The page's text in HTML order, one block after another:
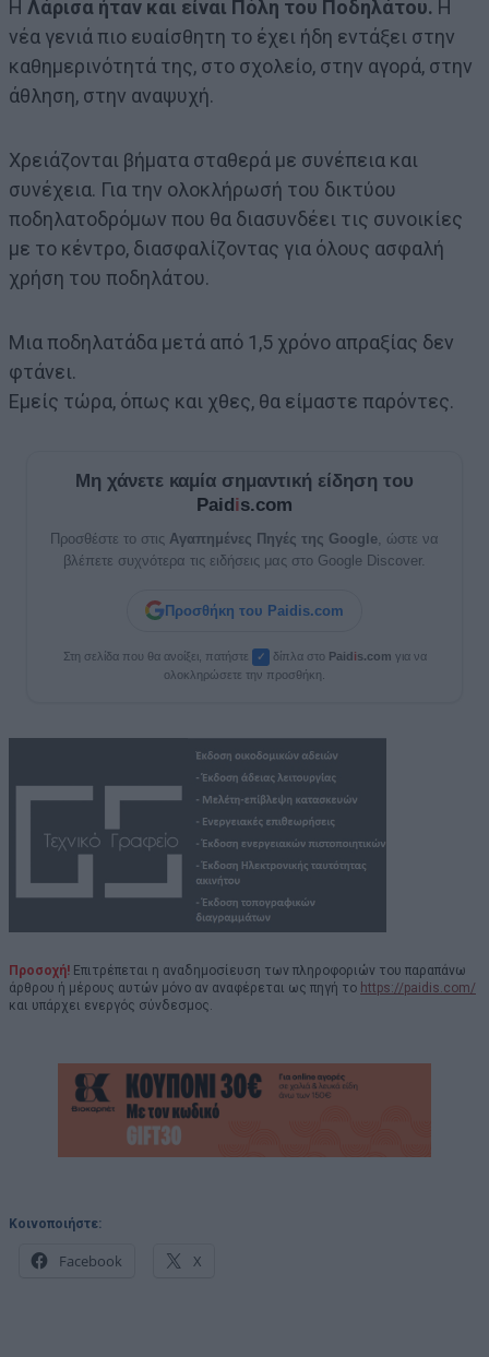
Η Λάρισα ήταν και είναι Πόλη του Ποδηλάτου. Η
νέα γενιά πιο ευαίσθητη το έχει ήδη εντάξει στην
καθημερινότητά της, στο σχολείο, στην αγορά, στην
άθληση, στην αναψυχή.
Χρειάζονται βήματα σταθερά με συνέπεια και
συνέχεια. Για την ολοκλήρωσή του δικτύου
ποδηλατοδρόμων που θα διασυνδέει τις συνοικίες
με το κέντρο, διασφαλίζοντας για όλους ασφαλή
χρήση του ποδηλάτου.
Μια ποδηλατάδα μετά από 1,5 χρόνο απραξίας δεν
φτάνει.
Εμείς τώρα, όπως και χθες, θα είμαστε παρόντες.
Μη χάνετε καμία σημαντική είδηση του
Paidis.com
Προσθέστε το στις Αγαπημένες Πηγές της Google , ώστε να
βλέπετε συχνότερα τις ειδήσεις μας στο Google Discover.
Προσθήκη του Paidis.com
Στη σελίδα που θα ανοίξει, πατήστε ✓ δίπλα στο Paidis.com για να
ολοκληρώσετε την προσθήκη.
Προσοχή! Επιτρέπεται η αναδημοσίευση των πληροφοριών του παραπάνω
άρθρου ή μέρους αυτών μόνο αν αναφέρεται ως πηγή το https://paidis.com/
και υπάρχει ενεργός σύνδεσμος.
Κοινοποιήστε:
Facebook X